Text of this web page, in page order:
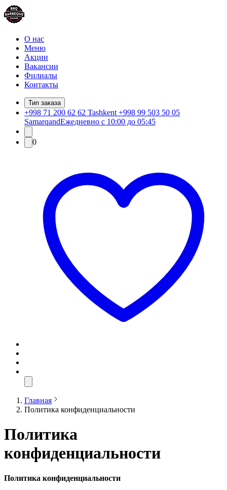
О нас
Меню
Акции
Вакансии
Филиалы
Контакты
Тип заказа
+998 71 200 62 62 Tashkent +998 99 503 50 05
SamarqandЕжедневно с 10:00 до 05:45
0
Главная
Политика конфиденциальности
Политика
конфиденциальности
Политика конфиденциальности